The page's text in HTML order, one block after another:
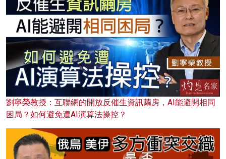
劉寧榮教授：互聯網的開放反催生資訊繭房，AI能避開相同
困局？如何避免遭AI演算法操控？